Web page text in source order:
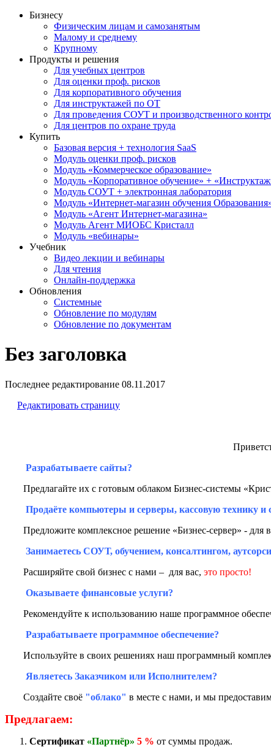
Бизнесу
Физическим лицам и самозанятым
Малому и среднему
Крупному
Продукты и решения
Для учебных центров
Для оценки проф. рисков
Для корпоративного обучения
Для инструктажей по ОТ
Для проведения СОУТ и производственного
Для центров по охране труда
Купить
Базовая версия + технология SaaS
Модуль оценки проф. рисков
Модуль «Коммерческое образование»
Модуль «Корпоративное обучение» +
Модуль СОУТ + электронная лаборатория
Модуль «Интернет-магазин обучения
Модуль «Агент Интернет-магазина»
Модуль Агент МИОБС Кристалл
Модуль «вебинары»
Учебник
Видео лекции и вебинары
Для чтения
Онлайн-поддержка
Обновления
Системные
Обновление по модулям
Обновление по документам
Без заголовка
Последнее редактирование 08.11.2017
Редактировать страницу
Разрабатываете сайты?
Предлагайте их с готовым облаком Бизнес-системы
Продаёте компьютеры и серверы, кассовую технику и
Предложите комплексное решение «Бизнес-сервер» - для
Занимаетесь СОУТ, обучением, консалтингом,
Расширяйте свой бизнес с нами – для вас, это просто!
Оказываете финансовые услуги?
Рекомендуйте к использованию наше программное
Разрабатываете программное обеспечение?
Используйте в своих решениях наш программный
Являетесь Заказчиком или Исполнителем?
Создайте своё "облако" в месте с нами, и мы
Предлагаем:
Сертификат «Партнёр» 5 % от суммы продаж.